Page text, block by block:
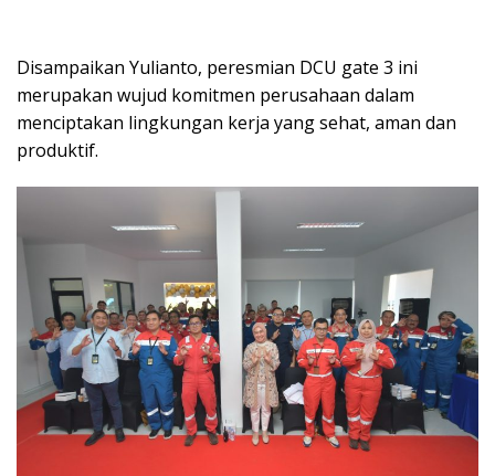
Disampaikan Yulianto, peresmian DCU gate 3 ini
merupakan wujud komitmen perusahaan dalam
menciptakan lingkungan kerja yang sehat, aman dan
produktif.